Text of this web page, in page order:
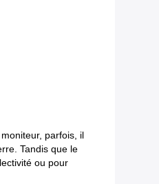
parfois, il
Tandis que le
ou pour